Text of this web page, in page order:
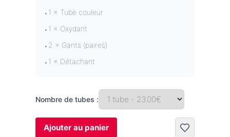
• 1 × Tube couleur
• 1 × Oxydant
• 2 × Gants (paires)
• 1 × Détachant
Nombre de tubes :
Ajouter au panier